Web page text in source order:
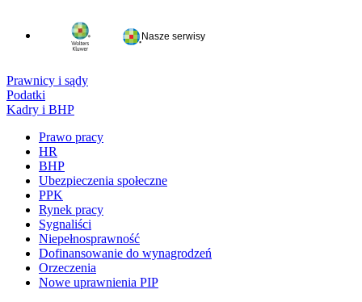
Nasze serwisy
Prawnicy i sądy
Podatki
Kadry i BHP
Prawo pracy
HR
BHP
Ubezpieczenia społeczne
PPK
Rynek pracy
Sygnaliści
Niepełnosprawność
Dofinansowanie do wynagrodzeń
Orzeczenia
Nowe uprawnienia PIP